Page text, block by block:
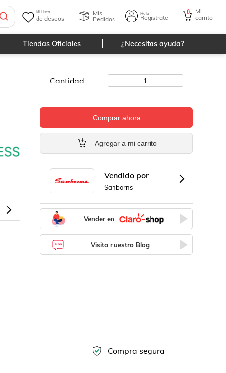
Mi Lista
de deseos
Mis
Pedidos
Hola
Registrate
0
Mi
carrito
Tiendas Oficiales ¿Necesitas ayuda?
Cantidad: 1
Comprar ahora
Agregar a mi carrito
Vendido por
Sanborns
Vender en
Visita nuestro Blog
Compra segura